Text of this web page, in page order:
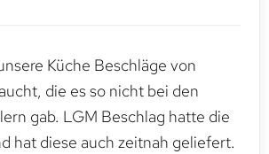
Küche Beschläge von
die es so nicht bei den
gab. LGM Beschlag hatte die
hat diese auch zeitnah geliefert.